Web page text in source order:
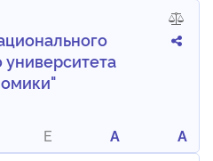
университета
E A
A